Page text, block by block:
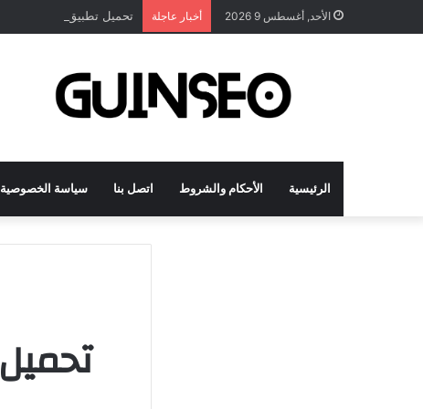
الأحد, أغسطس 9 2026 أخبار عاجلة تحميل تطبيق DrawNote مهكر 2026 النسخة المدفوعة للأندرويد مجاناً
الرئيسية الأحكام والشروط اتصل بنا سياسة الخصوصية